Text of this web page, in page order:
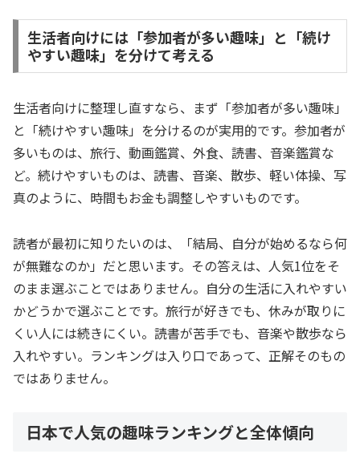
生活者向けには「参加者が多い趣味」と「続け
やすい趣味」を分けて考える
生活者向けに整理し直すなら、まず「参加者が多い趣味」
と「続けやすい趣味」を分けるのが実用的です。参加者が
多いものは、旅行、動画鑑賞、外食、読書、音楽鑑賞な
ど。続けやすいものは、読書、音楽、散歩、軽い体操、写
真のように、時間もお金も調整しやすいものです。
読者が最初に知りたいのは、「結局、自分が始めるなら何
が無難なのか」だと思います。その答えは、人気1位をそ
のまま選ぶことではありません。自分の生活に入れやすい
かどうかで選ぶことです。旅行が好きでも、休みが取りに
くい人には続きにくい。読書が苦手でも、音楽や散歩なら
入れやすい。ランキングは入り口であって、正解そのもの
ではありません。
日本で人気の趣味ランキングと全体傾向